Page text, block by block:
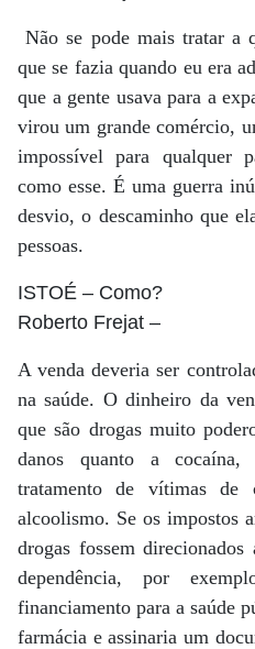
Não se pode mais tratar a
que se fazia quando eu era
que a gente usava para a
virou um grande comércio,
impossível para qualquer
como esse. É uma guerra
desvio, o descaminho que
pessoas.
ISTOÉ – Como?
Roberto Frejat –
A venda deveria ser
na saúde. O dinheiro da
que são drogas muito
danos quanto a
tratamento de vítimas de
alcoolismo. Se os impostos
drogas fossem
dependência, por
financiamento para a saúde
farmácia e assinaria um